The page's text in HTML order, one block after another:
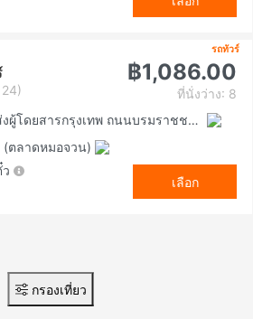
รถทัวร์
฿1,086.00
ที่นั่งว่าง: 8
สถานีขนส่งผู้โดยสารกรุงเทพ ถนนบรมราชชนนี (สายใต้ใหม่)
(ตลาดหมอจวน)
เลือก
กรองเที่ยว